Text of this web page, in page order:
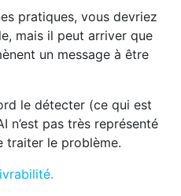
pratiques, vous devriez
mais il peut arriver que
un message à être
le détecter (ce qui est
n’est pas très représenté
traiter le problème.